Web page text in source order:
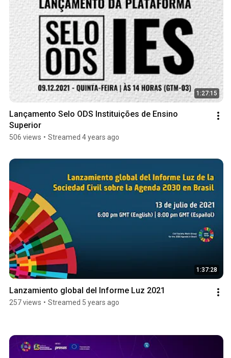
1:27:15
Lançamento Selo ODS Instituições de Ensino
Superior
506 views • Streamed 4 years ago
1:37:28
Lanzamiento global del Informe Luz 2021
257 views • Streamed 5 years ago